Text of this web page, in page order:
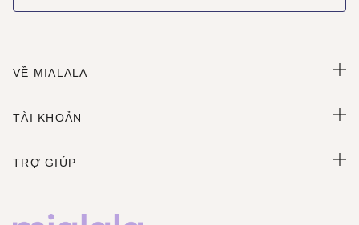
VỀ MIALALA
TÀI KHOẢN
TRỢ GIÚP